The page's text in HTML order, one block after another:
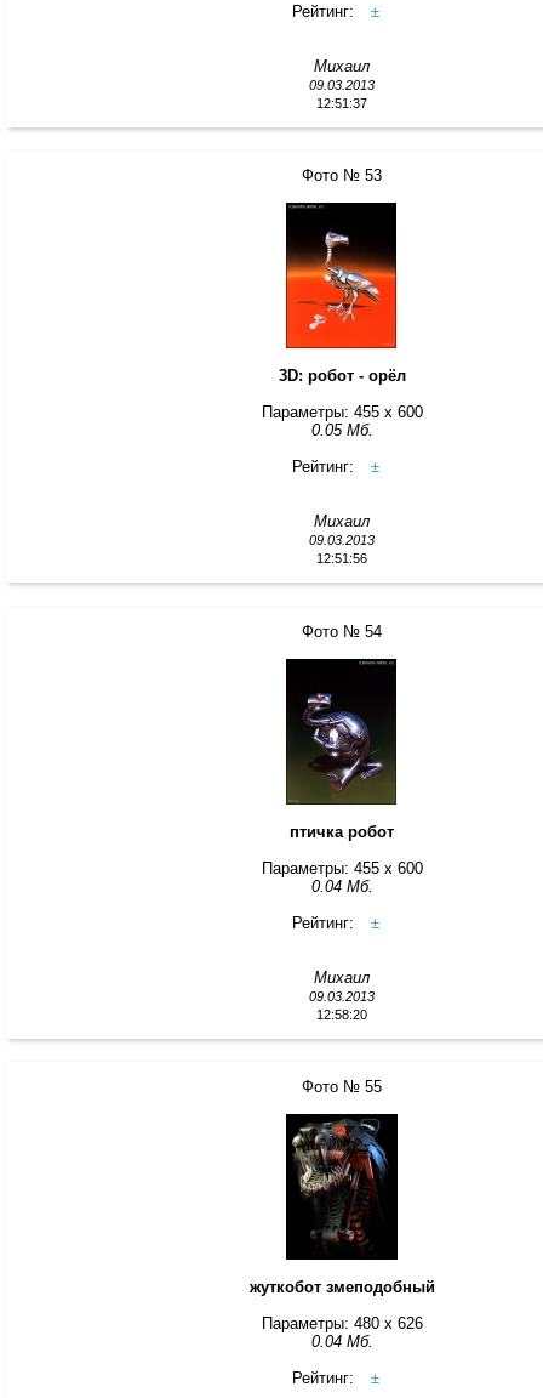
Рейтинг:
±
Михаил
09.03.2013
12:51:37
Фото № 53
3D: робот - орёл
Параметры: 455 x 600
0.05 Мб.
Рейтинг:
±
Михаил
09.03.2013
12:51:56
Фото № 54
птичка робот
Параметры: 455 x 600
0.04 Мб.
Рейтинг:
±
Михаил
09.03.2013
12:58:20
Фото № 55
жуткобот змеподобный
Параметры: 480 x 626
0.04 Мб.
Рейтинг:
±